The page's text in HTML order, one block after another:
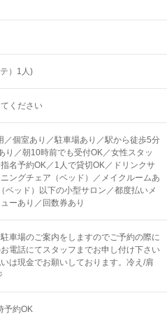
）1人)
ください
／個室あり／駐車場あり／駅から徒歩5分
り／朝10時前でも受付OK／女性スタッ
名予約OK／1人で貸切OK／ドリンクサ
ングチェア（ベッド）／メイクルームあ
ベッド）以下の小型サロン／都度払いメ
ーあり／回数券あり
車場のご案内をしますのでご予約の際に
電話にてスタッフまでお申し付け下さい
は現金でお願いしております。冷え/肩
予約OK